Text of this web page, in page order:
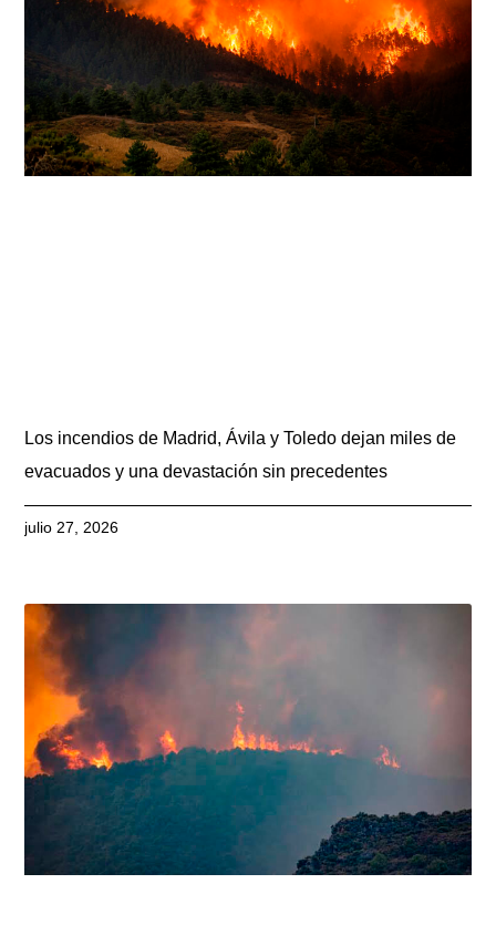
Los incendios de Madrid, Ávila y Toledo dejan miles de
evacuados y una devastación sin precedentes
julio 27, 2026